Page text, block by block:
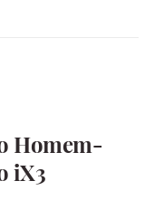
Homem-
iX3